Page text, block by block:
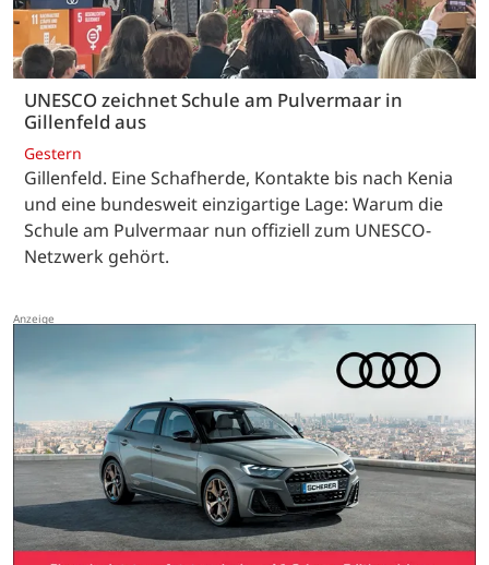
UNESCO zeichnet Schule am Pulvermaar in
Gillenfeld aus
Gestern
Gillenfeld. Eine Schafherde, Kontakte bis nach Kenia
und eine bundesweit einzigartige Lage: Warum die
Schule am Pulvermaar nun offiziell zum UNESCO-
Netzwerk gehört.